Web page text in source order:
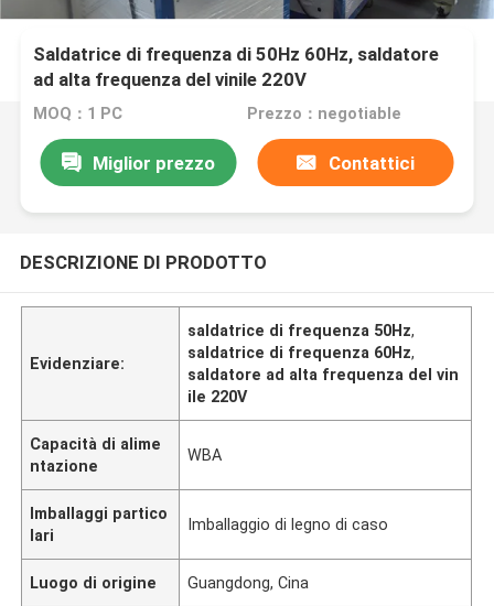
Saldatrice di frequenza di 50Hz 60Hz, saldatore
ad alta frequenza del vinile 220V
MOQ：1 PC Prezzo：negotiable
Miglior prezzo Contattici
DESCRIZIONE DI PRODOTTO
Evidenziare:
saldatrice di frequenza 50Hz,
saldatrice di frequenza 60Hz,
saldatore ad alta frequenza del vin
ile 220V
Capacità di alime
ntazione
WBA
Imballaggi partico
lari
Imballaggio di legno di caso
Luogo di origine Guangdong, Cina